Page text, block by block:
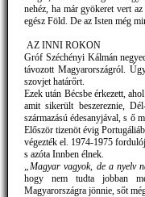
nehéz, ha már gyökeret vert
egész Föld. De az Isten még
AZ INNI ROKON
Gróf Széchényi Kálmán
távozott Magyarországról.
szovjet határőrt.
Ezek után Bécsbe érkezett,
amit sikerült beszereznie,
származású édesanyjával, s ő
Először tizenöt évig
végezték el. 1974-1975
s azóta Innben élnek.
„Magyar vagyok, de a nyelv
hogy nem tudta jobban
Magyarországra jönnie, sőt